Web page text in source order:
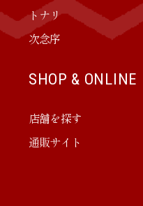
トナリ
次念序
SHOP & ONLINE
店舗を探す
通販サイト